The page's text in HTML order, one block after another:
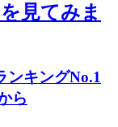
見てみま
ンキングNo.1
ら